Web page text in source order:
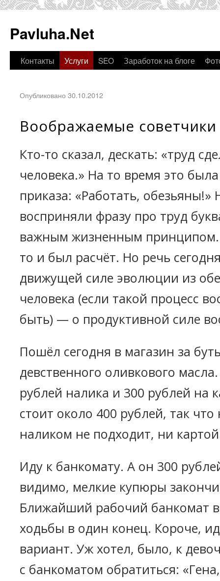
Pavluha.Net
Контакты Услуги SEO Заработок на блоге
Опубликовано 30.10.2012
Воображаемые советчики
Кто-то сказал, дескать: «труд
человека.» На то время это
приказа: «Работать,
восприняли фразу про труд
важным жизненным принципом.
то и был расчёт. Но речь
движущей силе эволюции из
человека (если такой процесс
быть) — о продуктивной силе
Пошёл сегодня в магазин за
девственного оливкового
рублей налика и 300 рублей на
стоит около 400 рублей, так что
наликом не подходит, ни
Иду к банкомату. А он 300
видимо, мелкие купюры
Ближайший рабочий банкомат
ходьбы в один конец. Короче,
вариант. Уж хотел, было, к
с банкоматом обратиться: